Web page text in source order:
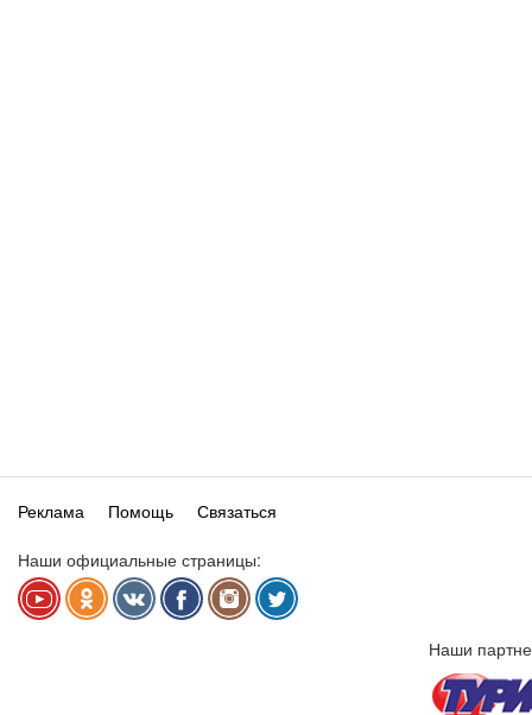
Реклама Помощь Связаться
Наши официальные страницы:
Наши